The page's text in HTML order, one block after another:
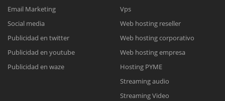
Reunión online
Nuestros ejecutivos le enviarán un correo electrónico con el enlace a
Meet para la reunión online.
Cotización
Complete el formulario y nos contactaremos a la brevedad.
Chat Online
para enviarnos un correo electrónico con sus datos personales.
Email Marketing
Social media
Publicidad en twitter
Publicidad en youtube
Publicidad en waze
Vps
Web hosting reseller
Web hosting corporativo
Web hosting empresa
Hosting PYME
Streaming audio
Streaming Video